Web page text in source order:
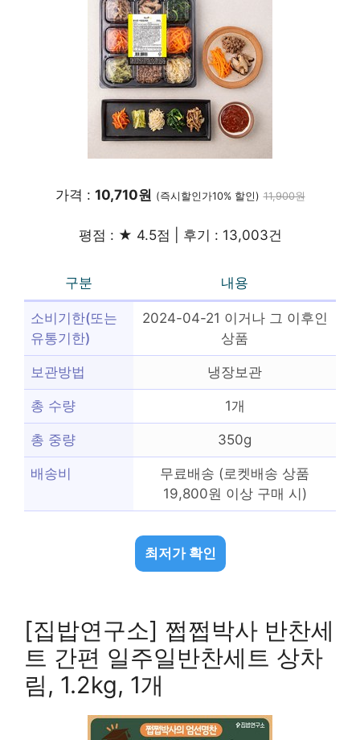
가격 : 10,710원 (즉시할인가10% 할인) 11,900원
평점 : ★ 4.5점 | 후기 : 13,003건
구분 내용
소비기한(또는
유통기한)
2024-04-21 이거나 그 이후인
상품
보관방법 냉장보관
총 수량 1개
총 중량 350g
배송비
무료배송 (로켓배송 상품
19,800원 이상 구매 시)
최저가 확인
[집밥연구소] 쩝쩝박사 반찬세
트 간편 일주일반찬세트 상차
림, 1.2kg, 1개